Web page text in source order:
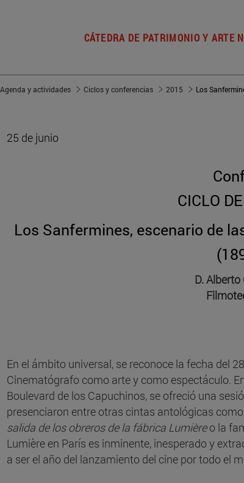
CÁTEDRA DE PATRIMONIO Y ARTE
Agenda y actividades Ciclos y conferencias 2015
25 de junio
CICLO
Los Sanfermines, escenario de
D.
En el ámbito universal, se reconoce la fecha del
Cinematógrafo como arte y como espectáculo.
Boulevard de los Capuchinos, se ofreció una
presenciaron entre otras cintas antológicas como
salida de los obreros de la fábrica Lumièreo la
Lumière en París es inminente, inesperado y
a ser el año del lanzamiento del cine por todo el